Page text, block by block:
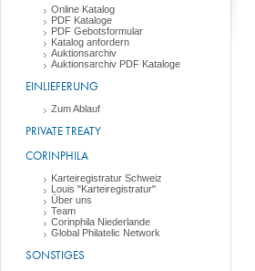
Online Katalog
PDF Kataloge
PDF Gebotsformular
Katalog anfordern
Auktionsarchiv
Auktionsarchiv PDF Kataloge
EINLIEFERUNG
Zum Ablauf
PRIVATE TREATY
CORINPHILA
Karteiregistratur Schweiz
Louis "Karteiregistratur"
Über uns
Team
Corinphila Niederlande
Global Philatelic Network
SONSTIGES